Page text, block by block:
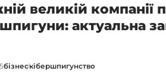
великій компанії
актуальна
бізнескібершпигунство